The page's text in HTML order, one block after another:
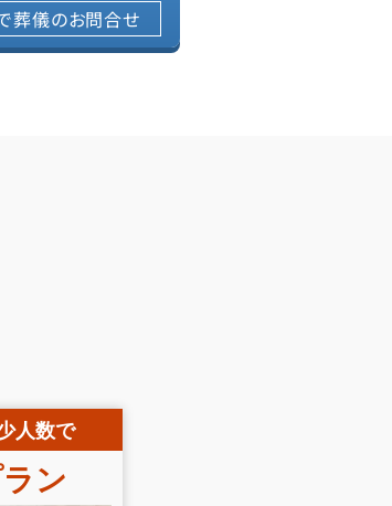
葬儀のお問合せ
人数で
ン